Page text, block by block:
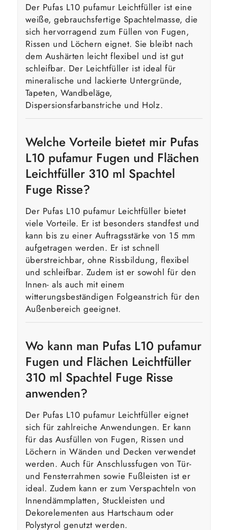
Der Pufas L10 pufamur Leichtfüller ist eine
weiße, gebrauchsfertige Spachtelmasse, die
sich hervorragend zum Füllen von Fugen,
Rissen und Löchern eignet. Sie bleibt nach
dem Aushärten leicht flexibel und ist gut
schleifbar. Der Leichtfüller ist ideal für
mineralische und lackierte Untergründe,
Tapeten, Wandbeläge,
Dispersionsfarbanstriche und Holz.
Welche Vorteile bietet mir Pufas
L10 pufamur Fugen und Flächen
Leichtfüller 310 ml Spachtel
Fuge Risse?
Der Pufas L10 pufamur Leichtfüller bietet
viele Vorteile. Er ist besonders standfest und
kann bis zu einer Auftragsstärke von 15 mm
aufgetragen werden. Er ist schnell
überstreichbar, ohne Rissbildung, flexibel
und schleifbar. Zudem ist er sowohl für den
Innen- als auch mit einem
witterungsbeständigen Folgeanstrich für den
Außenbereich geeignet.
Wo kann man Pufas L10 pufamur
Fugen und Flächen Leichtfüller
310 ml Spachtel Fuge Risse
anwenden?
Der Pufas L10 pufamur Leichtfüller eignet
sich für zahlreiche Anwendungen. Er kann
für das Ausfüllen von Fugen, Rissen und
Löchern in Wänden und Decken verwendet
werden. Auch für Anschlussfugen von Tür-
und Fensterrahmen sowie Fußleisten ist er
ideal. Zudem kann er zum Verspachteln von
Innendämmplatten, Stuckleisten und
Dekorelementen aus Hartschaum oder
Polystyrol genutzt werden.